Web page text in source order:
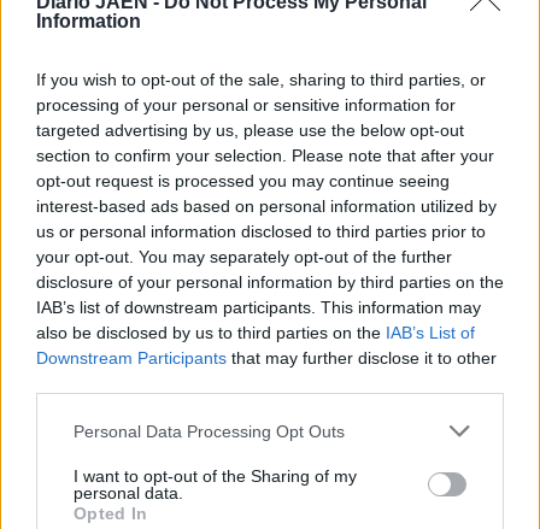
Information
If you wish to opt-out of the sale, sharing to third parties, or
processing of your personal or sensitive information for
targeted advertising by us, please use the below opt-out
section to confirm your selection. Please note that after your
opt-out request is processed you may continue seeing
interest-based ads based on personal information utilized by
us or personal information disclosed to third parties prior to
your opt-out. You may separately opt-out of the further
disclosure of your personal information by third parties on the
IAB’s list of downstream participants. This information may
also be disclosed by us to third parties on the IAB’s List of
Downstream Participants that may further disclose it to other
Personal Data Processing Opt Outs
I want to opt-out of the Sharing of my
personal data.
Opted In
Jaén”, bromearon los miembros de la Cuchara de Palo.
Jabalquinto José Almazara, que también les acompañó,
amenizó la jornada y se comprometió a escribirle al
futbolista un pasodoble. “Volveremos a las bodegas, y la
próxima vez llevaremos la canción”, apostilló José María
Suárez, que indicó que esta sociedad gastronómica que
tiene como objetivos la defensa de la cultura del olivo
quiso reconocer la labor de Iniesta no solo por su trabajo
al frente de las bodegas, sino también como “árbol de la
paz y de la concordia”. “Iniesta es un jugador que siempre
está al lado de los discapacitados, que siempre está ahí
Suárez.